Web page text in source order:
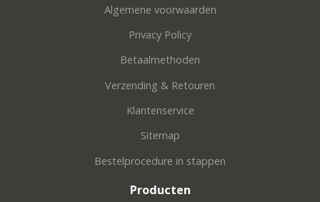
Algemene voorwaarden
Privacy Policy
Betaalmethoden
Verzending & Retouren
Klantenservice
Sitemap
Bestelprocedure in stappen
Producten